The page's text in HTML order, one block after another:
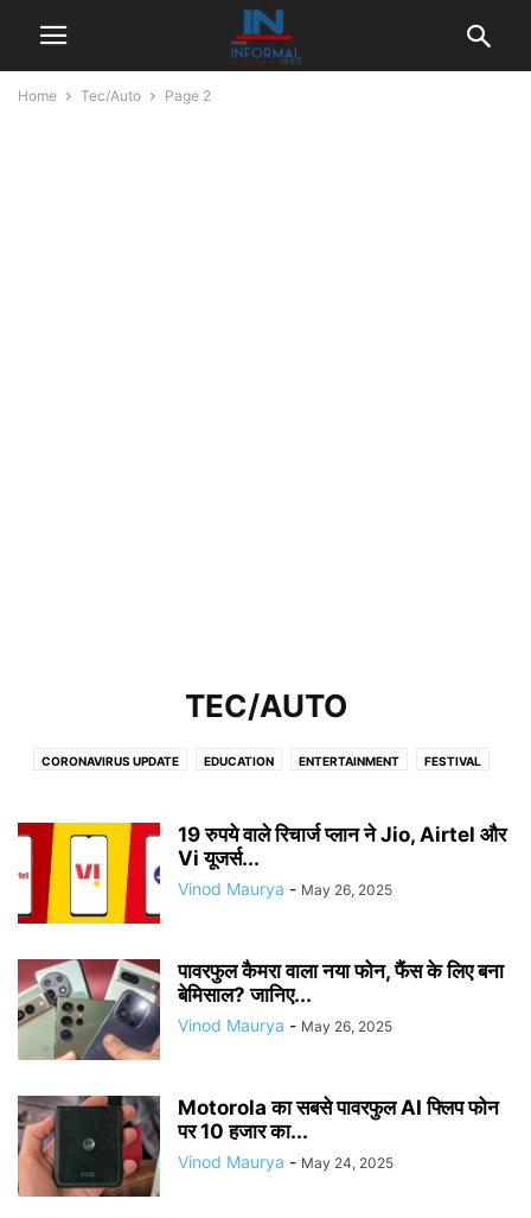
Home Tec/Auto Page 2
TEC/AUTO
CORONAVIRUS UPDATE EDUCATION ENTERTAINMENT FESTIVAL
INDIA JOBS NEWS PETROL/DIESEL/LPG PRICE
RECIPE SPORTS TEC/AUTO
ZARA HATKE
19 रुपये वाले रिचार्ज प्लान ने Jio, Airtel और
Vi यूजर्स...
Vinod Maurya - May 26, 2025
पावरफुल कैमरा वाला नया फोन, फैंस के लिए बना
बेमिसाल? जानिए...
Vinod Maurya - May 26, 2025
Motorola का सबसे पावरफुल AI फ्लिप फोन
पर 10 हजार का...
Vinod Maurya - May 24, 2025